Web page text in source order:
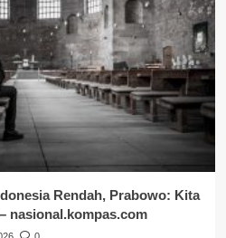
Rendah, Prabowo: Kita
nasional.kompas.com